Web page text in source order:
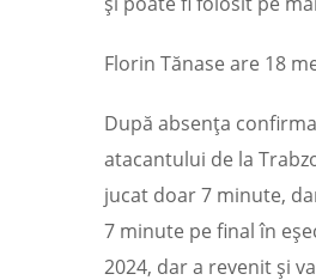
Florin Tănase are 18
După absența
atacantului de la
jucat doar 7 minute,
7 minute pe final în
2024, dar a revenit și